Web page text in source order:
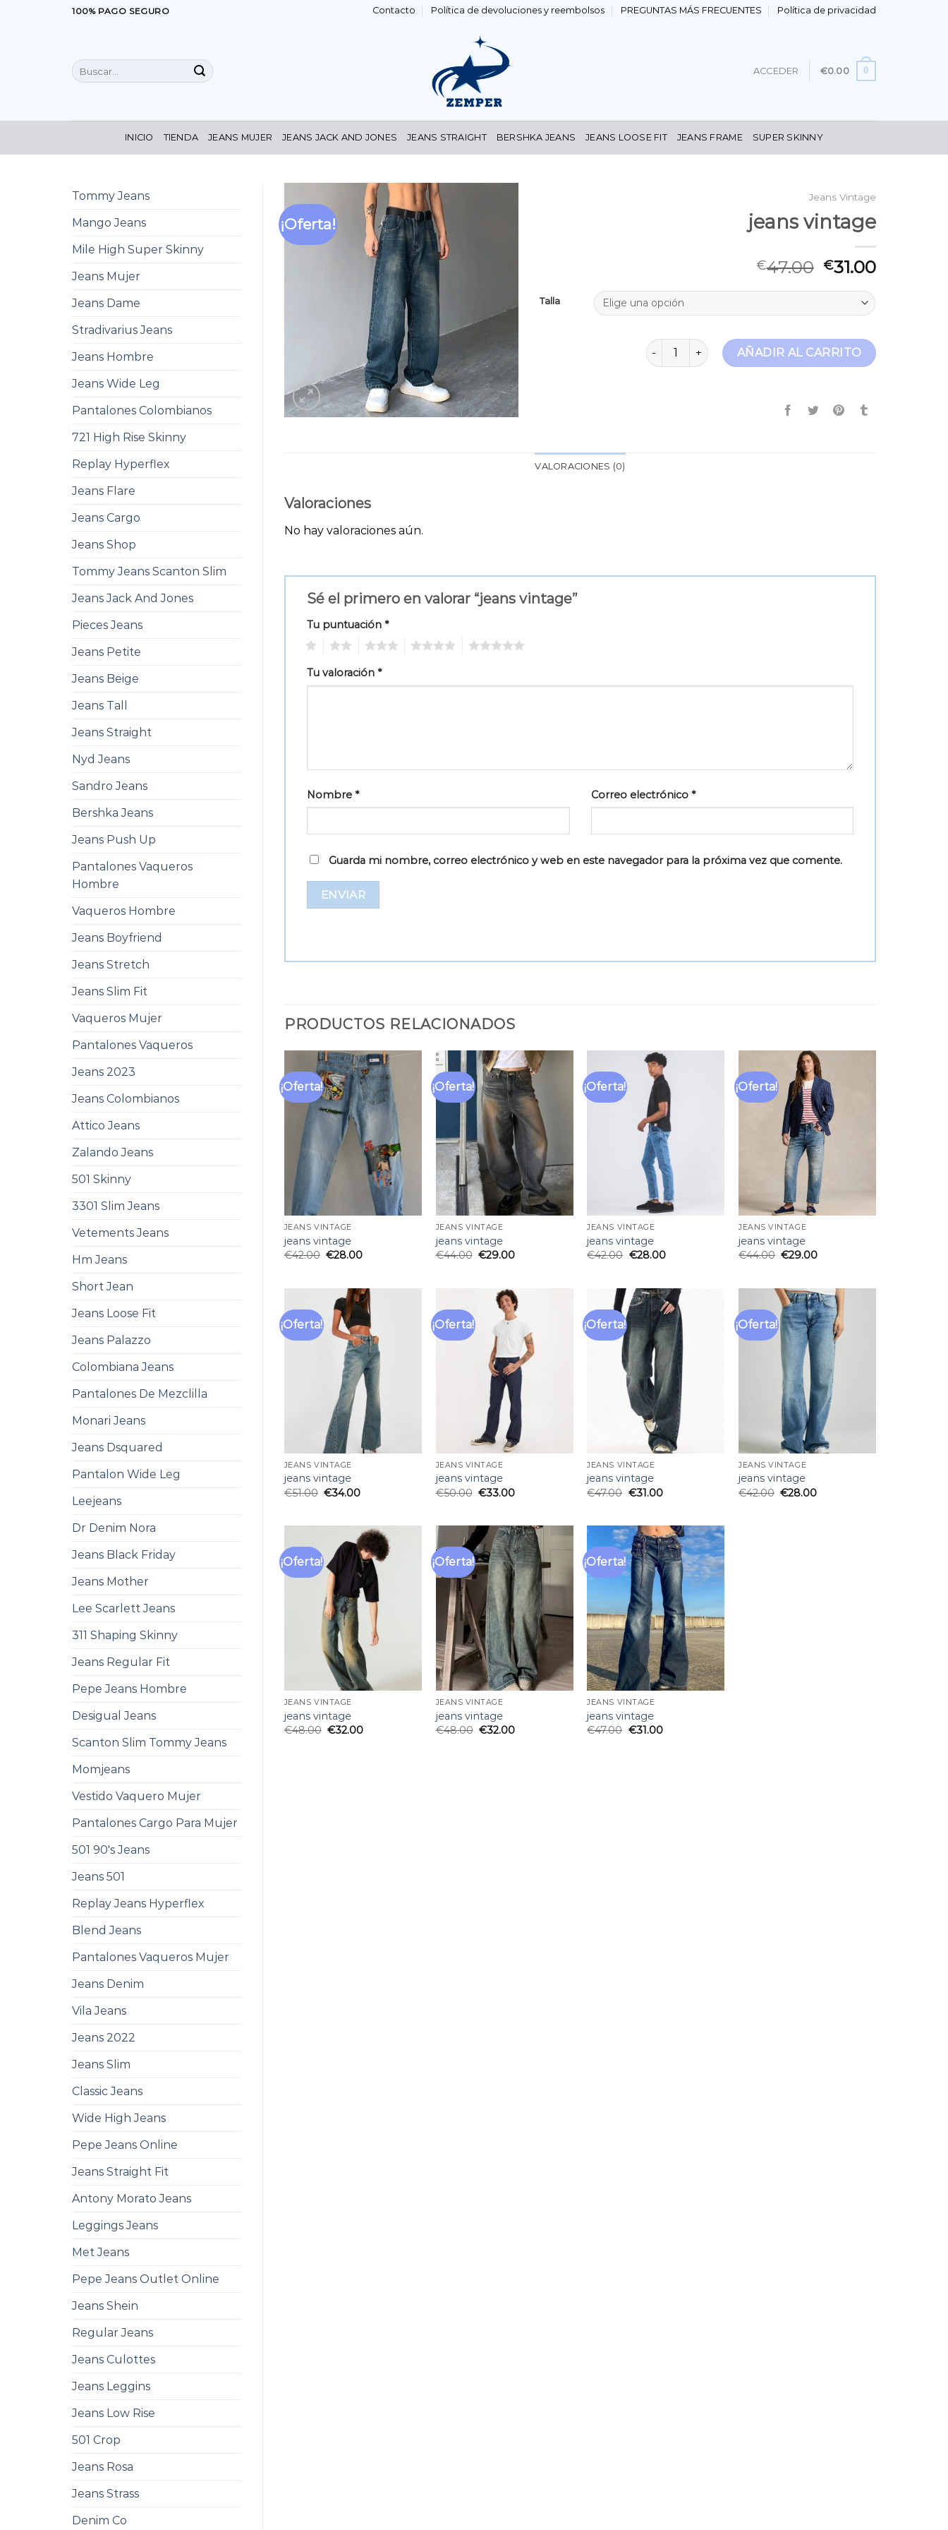
100% PAGO SEGURO Contacto Política de devoluciones y reembolsos PREGUNTAS MÁS FRECUENTES Política de privacidad
Buscar
por:
ACCEDER €0.00 0
INICIO TIENDA JEANS MUJER JEANS JACK AND JONES JEANS STRAIGHT BERSHKA JEANS JEANS LOOSE FIT JEANS FRAME SUPER SKINNY
Tommy Jeans
Mango Jeans
Mile High Super Skinny
Jeans Mujer
Jeans Dame
Stradivarius Jeans
Jeans Hombre
Jeans Wide Leg
Pantalones Colombianos
721 High Rise Skinny
Replay Hyperflex
Jeans Flare
Jeans Cargo
Jeans Shop
Tommy Jeans Scanton Slim
Jeans Jack And Jones
Pieces Jeans
Jeans Petite
Jeans Beige
Jeans Tall
Jeans Straight
Nyd Jeans
Sandro Jeans
Bershka Jeans
Jeans Push Up
Pantalones Vaqueros
Hombre
Vaqueros Hombre
Jeans Boyfriend
Jeans Stretch
Jeans Slim Fit
Vaqueros Mujer
Pantalones Vaqueros
Jeans 2023
Jeans Colombianos
Attico Jeans
Zalando Jeans
501 Skinny
3301 Slim Jeans
Vetements Jeans
Hm Jeans
Short Jean
Jeans Loose Fit
Jeans Palazzo
Colombiana Jeans
Pantalones De Mezclilla
Monari Jeans
Jeans Dsquared
Pantalon Wide Leg
Leejeans
Dr Denim Nora
Jeans Black Friday
Jeans Mother
Lee Scarlett Jeans
311 Shaping Skinny
Jeans Regular Fit
Pepe Jeans Hombre
Desigual Jeans
Scanton Slim Tommy Jeans
Momjeans
Vestido Vaquero Mujer
Pantalones Cargo Para Mujer
501 90's Jeans
Jeans 501
Replay Jeans Hyperflex
Blend Jeans
Pantalones Vaqueros Mujer
Jeans Denim
Vila Jeans
Jeans 2022
Jeans Slim
Classic Jeans
Wide High Jeans
Pepe Jeans Online
Jeans Straight Fit
Antony Morato Jeans
Leggings Jeans
Met Jeans
Pepe Jeans Outlet Online
Jeans Shein
Regular Jeans
Jeans Culottes
Jeans Leggins
Jeans Low Rise
501 Crop
Jeans Rosa
Jeans Strass
Denim Co
¡Oferta!
Jeans Vintage
jeans vintage
€47.00 €31.00
Talla
jeans vintage cantidadAÑADIR AL CARRITO
VALORACIONES (0)
Valoraciones
No hay valoraciones aún.
Sé el primero en valorar “jeans vintage”
Tu puntuación *
Tu valoración *
Nombre * Correo electrónico *
Guarda mi nombre, correo electrónico y web en este navegador para la próxima vez que comente.
PRODUCTOS RELACIONADOS
¡Oferta!
Añadir
lista
de
deseos
JEANS VINTAGE
jeans vintage
€42.00 €28.00
¡Oferta!
deseos
JEANS VINTAGE
jeans vintage
€44.00 €29.00
¡Oferta!
JEANS VINTAGE
jeans vintage
€42.00 €28.00
¡Oferta!
JEANS VINTAGE
jeans vintage
€44.00 €29.00
¡Oferta!
JEANS VINTAGE
jeans vintage
€51.00 €34.00
¡Oferta!
JEANS VINTAGE
jeans vintage
€50.00 €33.00
¡Oferta!
JEANS VINTAGE
jeans vintage
€47.00 €31.00
¡Oferta!
Añadir
JEANS VINTAGE
jeans vintage
€42.00 €28.00
¡Oferta!
JEANS VINTAGE
jeans vintage
€48.00 €32.00
¡Oferta!
Añadir
lista
deseos
JEANS VINTAGE
jeans vintage
€48.00 €32.00
¡Oferta!
Añadir
a la
JEANS VINTAGE
jeans vintage
€47.00 €31.00